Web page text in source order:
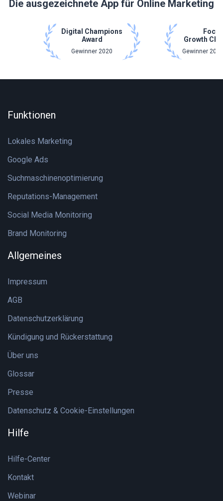
Die ausgezeichnete App für Online Marketing
Digital Champions
Award
Gewinner 2020
Focus
Growth
Gewinner
Funktionen
Lokales Marketing
Google Ads
Suchmaschinenoptimierung
Reputations-Management
Social Media Monitoring
Brand Monitoring
Allgemeines
Impressum
AGB
Datenschutzerklärung
Kündigung und Rückerstattung
Über uns
Glossar
Presse
Datenschutz & Cookie-Einstellungen
Hilfe
Hilfe-Center
Kontakt
Webinar